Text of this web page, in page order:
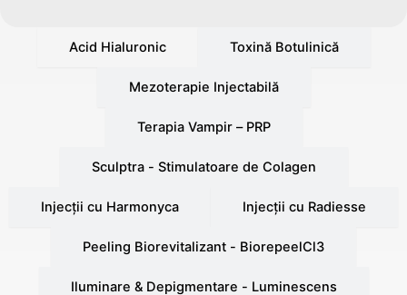
Acid Hialuronic Toxină Botulinică
Mezoterapie Injectabilă
Terapia Vampir – PRP
Sculptra - Stimulatoare de Colagen
Injecții cu Harmonyca Injecții cu Radiesse
Peeling Biorevitalizant - BiorepeelCl3
Iluminare & Depigmentare - Luminescens